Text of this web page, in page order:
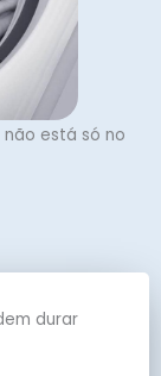
está só no
durar